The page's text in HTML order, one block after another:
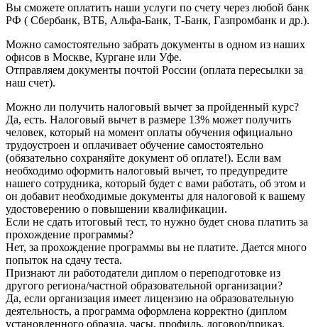
Вы сможете оплатить наши услуги по счету через любой банк
РФ ( Сбербанк, ВТБ, Альфа-Банк, Т-Банк, Газпромбанк и др.).
Можно самостоятельно забрать документы в одном из наших
офисов в Москве, Кургане или Уфе.
Отправляем документы почтой России (оплата пересылки за
наш счет).
Можно ли получить налоговый вычет за пройденный курс?
Да, есть. Налоговый вычет в размере 13% может получить
человек, который на момент оплаты обучения официально
трудоустроен и оплачивает обучение самостоятельно
(обязательно сохраняйте документ об оплате!). Если вам
необходимо оформить налоговый вычет, то предупредите
нашего сотрудника, который будет с вами работать, об этом и
он добавит необходимые документы для налоговой к вашему
удостоверению о повышении квалификации.
Если не сдать итоговый тест, то нужно будет снова платить за
прохождение программы?
Нет, за прохождение программы вы не платите. Дается много
попыток на сдачу теста.
Признают ли работодатели диплом о переподготовке из
другого региона/частной образовательной организации?
Да, если организация имеет лицензию на образовательную
деятельность, а программа оформлена корректно (диплом
установленного образца, часы, профиль, договор/приказ,